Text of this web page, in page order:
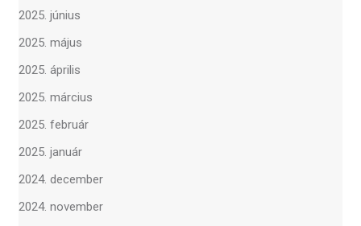
2025. június
2025. május
2025. április
2025. március
2025. február
2025. január
2024. december
2024. november